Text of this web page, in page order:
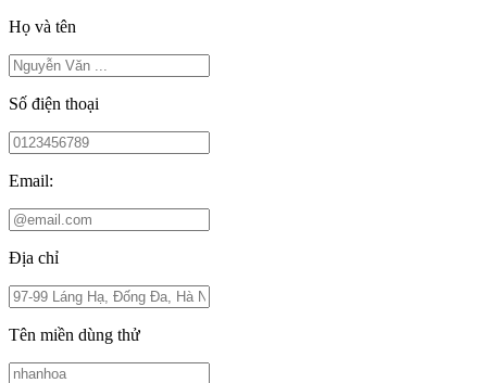
Họ và tên
Số điện thoại
Email:
Địa chỉ
Tên miền dùng thử